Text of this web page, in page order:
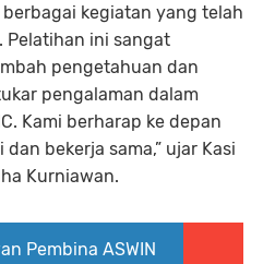
kegiatan yang telah
Pelatihan ini sangat
pengetahuan dan
pengalaman dalam
Kami berharap ke depan
bekerja sama,” ujar Kasi
Kurniawan.
Pembina ASWIN